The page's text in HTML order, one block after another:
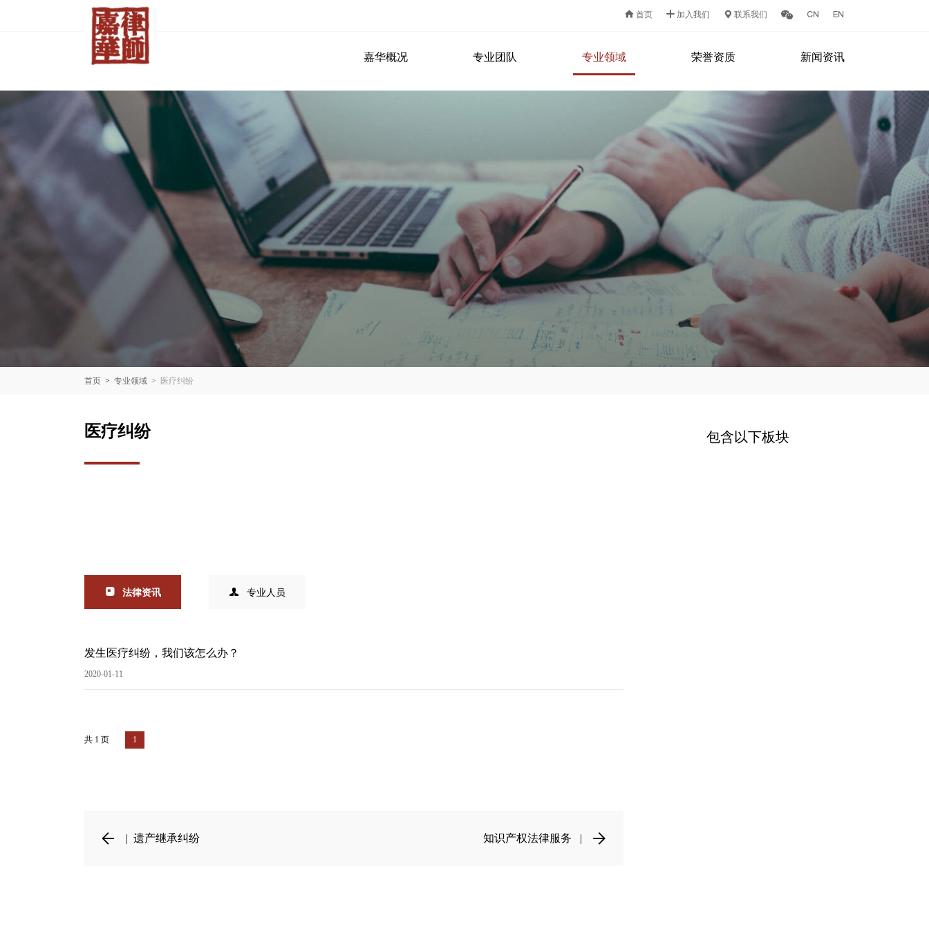
联系我们
加入我们
首页
新闻资讯
荣誉资质
专业领域
专业团队
嘉华概况
首页 > 专业领域 > 医疗纠纷
包含以下板块
医疗纠纷
法律资讯 专业人员
发生医疗纠纷，我们该怎么办？
2020-01-11
共 1 页 1
| 遗产继承纠纷 知识产权法律服务 |